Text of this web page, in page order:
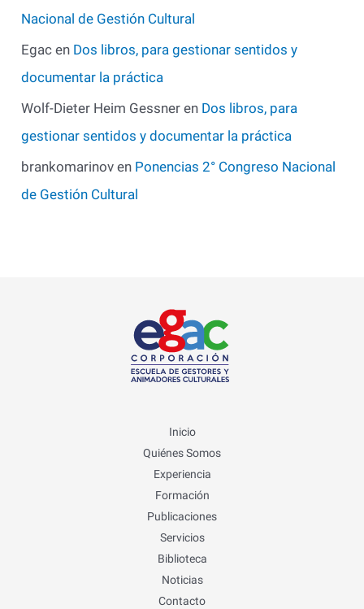
Nacional de Gestión Cultural
Egac en Dos libros, para gestionar sentidos y
documentar la práctica
Wolf-Dieter Heim Gessner en Dos libros, para
gestionar sentidos y documentar la práctica
brankomarinov en Ponencias 2° Congreso Nacional
de Gestión Cultural
Inicio
Quiénes Somos
Experiencia
Formación
Publicaciones
Servicios
Biblioteca
Noticias
Contacto